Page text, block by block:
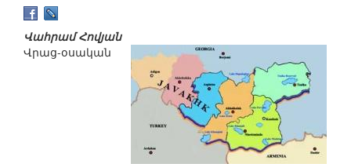
Վահրամ Հովյան
Վրաց-օսական